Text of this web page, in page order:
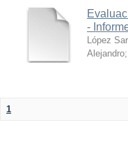
-
López
Alejandro;
1